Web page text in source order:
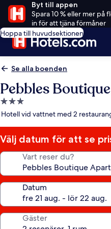
Byt till appen
Spara 10 % eller mer på
in för att tjäna förmåner
Hoppa till huvudsektionen
Se alla boenden
Pebbles
3.0-
stjärnigt
Hotell vid vattnet med 2
Välj datum för att se
Vart reser du?
Datum
Gäster